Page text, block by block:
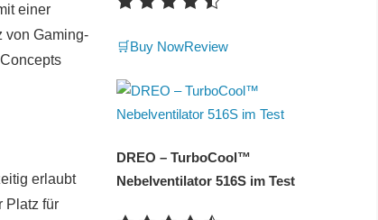
einer
von Gaming-
erlaubt
Platz für
🛒Buy NowReview
DREO – TurboCool™
Nebelventilator 516S im Test